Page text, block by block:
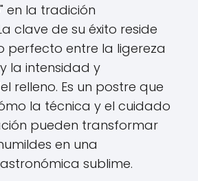
en la tradición
clave de su éxito reside
perfecto entre la ligereza
la intensidad y
relleno. Es un postre que
la técnica y el cuidado
pueden transformar
en una
sublime.